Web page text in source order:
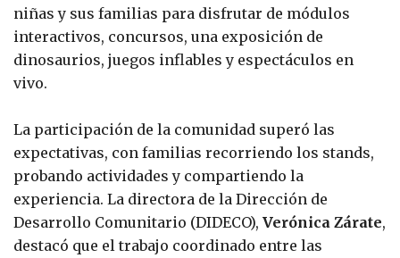
niñas y sus familias para disfrutar de módulos
interactivos, concursos, una exposición de
dinosaurios, juegos inflables y espectáculos en
vivo.
La participación de la comunidad superó las
expectativas, con familias recorriendo los stands,
probando actividades y compartiendo la
experiencia. La directora de la Dirección de
Desarrollo Comunitario (DIDECO), Verónica Zárate,
destacó que el trabajo coordinado entre las